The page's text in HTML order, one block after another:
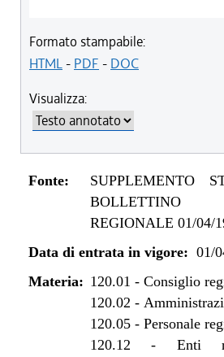
Formato stampabile:
HTML- PDF - DOC
Visualizza:
Fonte:
SUPPLEMENTO
BOLLETTINO
REGIONALE 01/04/
Data di entrata in vigore: 01/
Materia: 120.01 - Consiglio
120.02 -
120.05- Personale
120.12 - Enti